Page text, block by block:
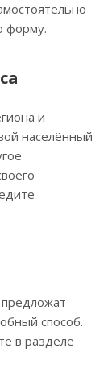
форму.
и
населённый
способ.
в разделе